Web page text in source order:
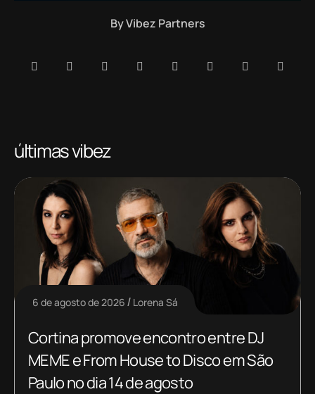
ByVibez Partners
últimas vibez
6 de agosto de 2026 Lorena Sá
Cortina promove encontro entre DJ
MEME e From House to Disco em São
Paulo no dia 14 de agosto